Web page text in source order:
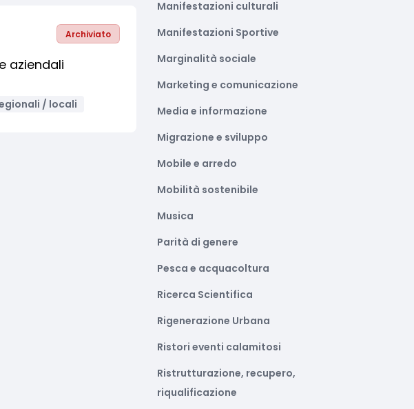
Archiviato
aziendali
/ locali
Manifestazioni culturali
Manifestazioni Sportive
Marginalità sociale
Marketing e comunicazione
Media e informazione
Migrazione e sviluppo
Mobile e arredo
Mobilità sostenibile
Musica
Parità di genere
Pesca e acquacoltura
Ricerca Scientifica
Rigenerazione Urbana
Ristori eventi calamitosi
Ristrutturazione, recupero,
riqualificazione